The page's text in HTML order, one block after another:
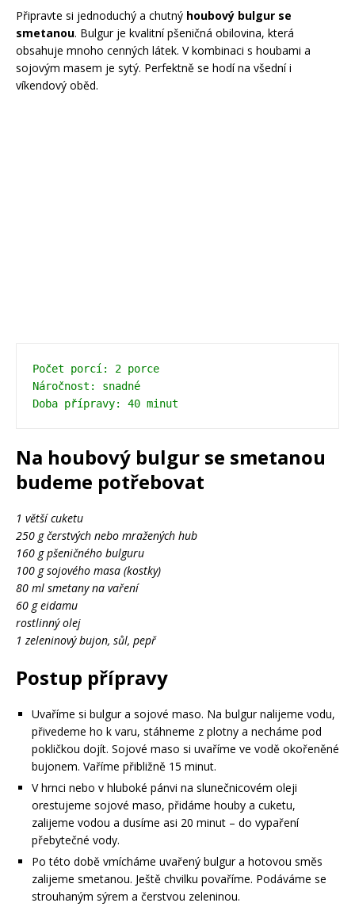
Připravte si jednoduchý a chutný houbový bulgur se
smetanou. Bulgur je kvalitní pšeničná obilovina, která
obsahuje mnoho cenných látek. V kombinaci s houbami a
sojovým masem je sytý. Perfektně se hodí na všední i
víkendový oběd.
Počet porcí: 2 porce
Náročnost: snadné
Na houbový bulgur se smetanou
budeme potřebovat
1 větší cuketu
250 g čerstvých nebo mražených hub
160 g pšeničného bulguru
100 g sojového masa (kostky)
80 ml smetany na vaření
60 g eidamu
rostlinný olej
1 zeleninový bujon, sůl, pepř
Postup přípravy
Uvaříme si bulgur a sojové maso. Na bulgur nalijeme vodu,
přivedeme ho k varu, stáhneme z plotny a necháme pod
pokličkou dojít. Sojové maso si uvaříme ve vodě okořeněné
bujonem. Vaříme přibližně 15 minut.
V hrnci nebo v hluboké pánvi na slunečnicovém oleji
orestujeme sojové maso, přidáme houby a cuketu,
zalijeme vodou a dusíme asi 20 minut – do vypaření
přebytečné vody.
Po této době vmícháme uvařený bulgur a hotovou směs
zalijeme smetanou. Ještě chvilku povaříme. Podáváme se
strouhaným sýrem a čerstvou zeleninou.